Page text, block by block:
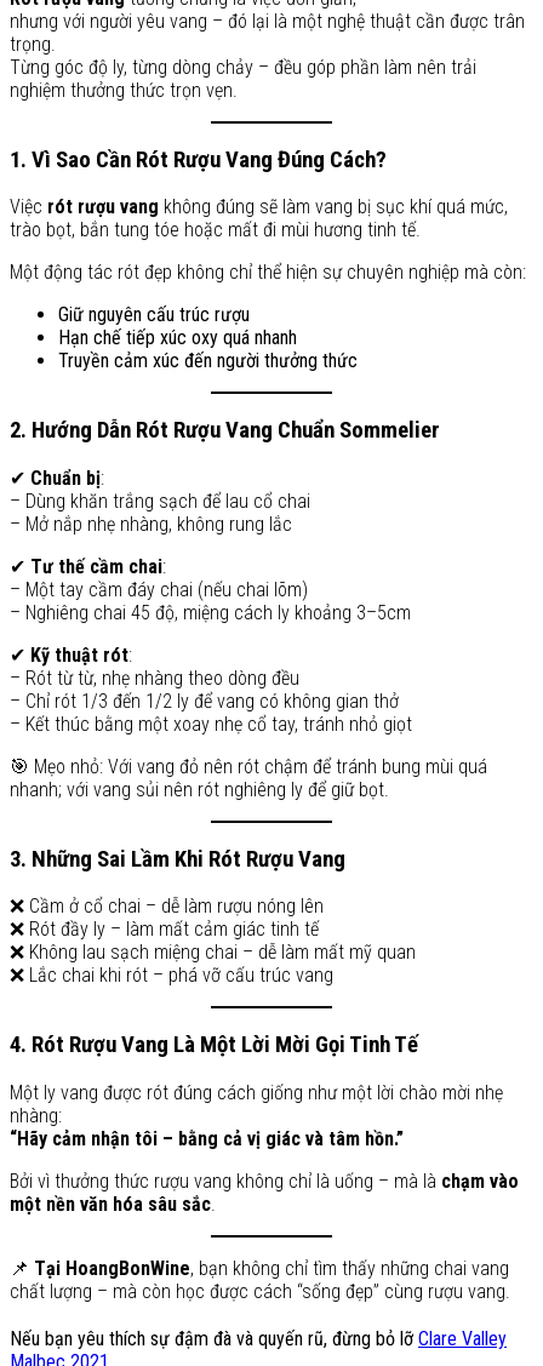
nhưng với người yêu vang – đó lại là một nghệ thuật cần được trân
trọng.
Từng góc độ ly, từng dòng chảy – đều góp phần làm nên trải
nghiệm thưởng thức trọn vẹn.
1. Vì Sao Cần Rót Rượu Vang Đúng Cách?
Việc rót rượu vang không đúng sẽ làm vang bị sục khí quá mức,
trào bọt, bắn tung tóe hoặc mất đi mùi hương tinh tế.
Một động tác rót đẹp không chỉ thể hiện sự chuyên nghiệp mà còn:
Giữ nguyên cấu trúc rượu
Hạn chế tiếp xúc oxy quá nhanh
Truyền cảm xúc đến người thưởng thức
2. Hướng Dẫn Rót Rượu Vang Chuẩn Sommelier
✔ Chuẩn bị:
– Dùng khăn trắng sạch để lau cổ chai
– Mở nắp nhẹ nhàng, không rung lắc
✔ Tư thế cầm chai:
– Một tay cầm đáy chai (nếu chai lõm)
– Nghiêng chai 45 độ, miệng cách ly khoảng 3–5cm
✔ Kỹ thuật rót:
– Rót từ từ, nhẹ nhàng theo dòng đều
– Chỉ rót 1/3 đến 1/2 ly để vang có không gian thở
– Kết thúc bằng một xoay nhẹ cổ tay, tránh nhỏ giọt
🎯 Mẹo nhỏ: Với vang đỏ nên rót chậm để tránh bung mùi quá
nhanh; với vang sủi nên rót nghiêng ly để giữ bọt.
3. Những Sai Lầm Khi Rót Rượu Vang
❌ Cầm ở cổ chai – dễ làm rượu nóng lên
❌ Rót đầy ly – làm mất cảm giác tinh tế
❌ Không lau sạch miệng chai – dễ làm mất mỹ quan
❌ Lắc chai khi rót – phá vỡ cấu trúc vang
4. Rót Rượu Vang Là Một Lời Mời Gọi Tinh Tế
Một ly vang được rót đúng cách giống như một lời chào mời nhẹ
nhàng:
“Hãy cảm nhận tôi – bằng cả vị giác và tâm hồn.”
Bởi vì thưởng thức rượu vang không chỉ là uống – mà là chạm vào
một nền văn hóa sâu sắc
📌 Tại HoangBonWine, bạn không chỉ tìm thấy những chai vang
chất lượng – mà còn học được cách “sống đẹp” cùng rượu vang.
Nếu bạn yêu thích sự đậm đà và quyến rũ, đừng bỏ lỡ Clare Valley
Malbec 2021